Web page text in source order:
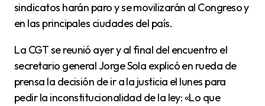
sindicatos harán paro y se movilizarán al Congreso y
en las principales ciudades del país.
La CGT se reunió ayer y al final del encuentro el
secretario general Jorge Sola explicó en rueda de
prensa la decisión de ir a la justicia el lunes para
pedir la inconstitucionalidad de la ley: «Lo que